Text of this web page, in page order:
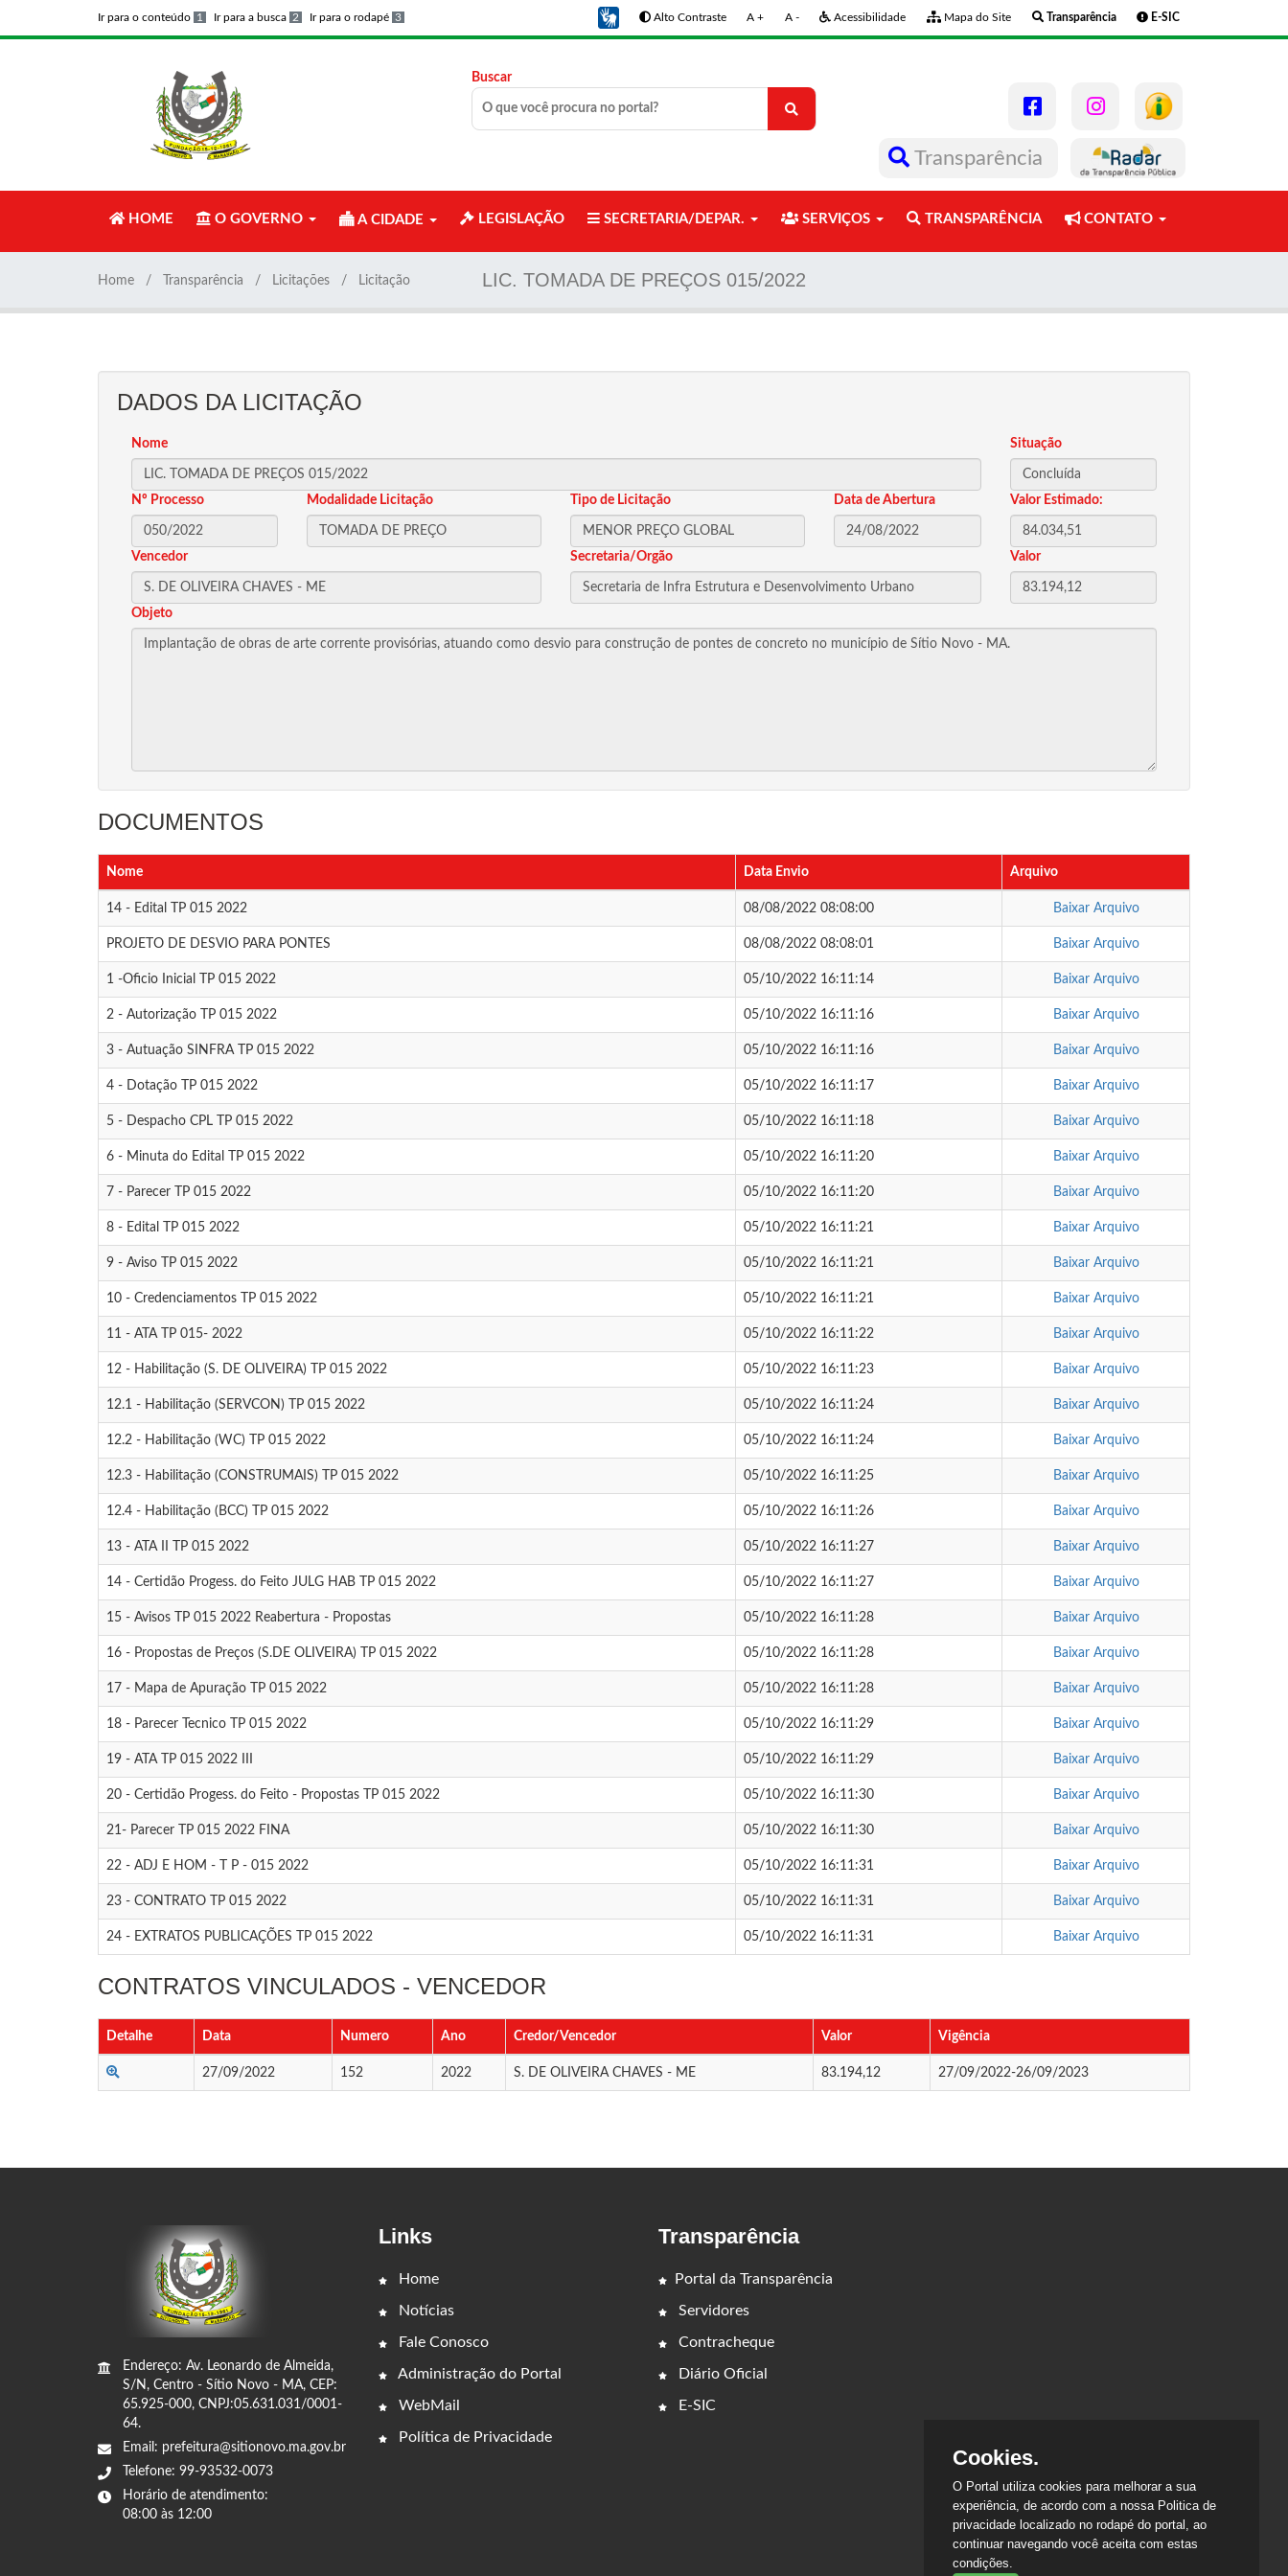
Ir para o conteúdo 1 Ir para a busca 2 Ir para o rodapé 3 Alto Contraste A + A - Acessibilidade Mapa do Site Transparência E-SIC
Buscar
Transparência
HOME O GOVERNO A CIDADE LEGISLAÇÃO SECRETARIA/DEPAR. SERVIÇOS TRANSPARÊNCIA CONTATO
LIC. TOMADA DE PREÇOS 015/2022
Home Transparência Licitações Licitação
DADOS DA LICITAÇÃO
Nome Situação
Nº Processo Modalidade Licitação Tipo de Licitação Data de Abertura Valor Estimado:
Vencedor Secretaria/Orgão Valor
Objeto
DOCUMENTOS
Nome Data Envio Arquivo
14 - Edital TP 015 2022 08/08/2022 08:08:00 Baixar Arquivo
PROJETO DE DESVIO PARA PONTES 08/08/2022 08:08:01 Baixar Arquivo
1 -Oficio Inicial TP 015 2022 05/10/2022 16:11:14 Baixar Arquivo
2 - Autorização TP 015 2022 05/10/2022 16:11:16 Baixar Arquivo
3 - Autuação SINFRA TP 015 2022 05/10/2022 16:11:16 Baixar Arquivo
4 - Dotação TP 015 2022 05/10/2022 16:11:17 Baixar Arquivo
5 - Despacho CPL TP 015 2022 05/10/2022 16:11:18 Baixar Arquivo
6 - Minuta do Edital TP 015 2022 05/10/2022 16:11:20 Baixar Arquivo
7 - Parecer TP 015 2022 05/10/2022 16:11:20 Baixar Arquivo
8 - Edital TP 015 2022 05/10/2022 16:11:21 Baixar Arquivo
9 - Aviso TP 015 2022 05/10/2022 16:11:21 Baixar Arquivo
10 - Credenciamentos TP 015 2022 05/10/2022 16:11:21 Baixar Arquivo
11 - ATA TP 015- 2022 05/10/2022 16:11:22 Baixar Arquivo
12 - Habilitação (S. DE OLIVEIRA) TP 015 2022 05/10/2022 16:11:23 Baixar Arquivo
12.1 - Habilitação (SERVCON) TP 015 2022 05/10/2022 16:11:24 Baixar Arquivo
12.2 - Habilitação (WC) TP 015 2022 05/10/2022 16:11:24 Baixar Arquivo
12.3 - Habilitação (CONSTRUMAIS) TP 015 2022 05/10/2022 16:11:25 Baixar Arquivo
12.4 - Habilitação (BCC) TP 015 2022 05/10/2022 16:11:26 Baixar Arquivo
13 - ATA II TP 015 2022 05/10/2022 16:11:27 Baixar Arquivo
14 - Certidão Progess. do Feito JULG HAB TP 015 2022 05/10/2022 16:11:27 Baixar Arquivo
15 - Avisos TP 015 2022 Reabertura - Propostas 05/10/2022 16:11:28 Baixar Arquivo
16 - Propostas de Preços (S.DE OLIVEIRA) TP 015 2022 05/10/2022 16:11:28 Baixar Arquivo
17 - Mapa de Apuração TP 015 2022 05/10/2022 16:11:28 Baixar Arquivo
18 - Parecer Tecnico TP 015 2022 05/10/2022 16:11:29 Baixar Arquivo
19 - ATA TP 015 2022 III 05/10/2022 16:11:29 Baixar Arquivo
20 - Certidão Progess. do Feito - Propostas TP 015 2022 05/10/2022 16:11:30 Baixar Arquivo
21- Parecer TP 015 2022 FINA 05/10/2022 16:11:30 Baixar Arquivo
22 - ADJ E HOM - T P - 015 2022 05/10/2022 16:11:31 Baixar Arquivo
23 - CONTRATO TP 015 2022 05/10/2022 16:11:31 Baixar Arquivo
24 - EXTRATOS PUBLICAÇÕES TP 015 2022 05/10/2022 16:11:31 Baixar Arquivo
CONTRATOS VINCULADOS - VENCEDOR
Detalhe Data Numero Ano Credor/Vencedor Valor Vigência
27/09/2022 152 2022 S. DE OLIVEIRA CHAVES - ME 83.194,12 27/09/2022-26/09/2023
Endereço: Av. Leonardo de Almeida,
S/N, Centro - Sítio Novo - MA, CEP:
65.925-000, CNPJ:05.631.031/0001-
64.
Email: prefeitura@sitionovo.ma.gov.br
Telefone: 99-93532-0073
Horário de atendimento:
08:00 às 12:00
Links
Home
Notícias
Fale Conosco
Administração do Portal
WebMail
Política de Privacidade
Transparência
Portal da Transparência
Servidores
Contracheque
Diário Oficial
E-SIC
Cookies.
O Portal utiliza cookies para melhorar a sua
experiência, de acordo com a nossa Politica de
privacidade localizado no rodapé do portal, ao
continuar navegando você aceita com estas
condições.